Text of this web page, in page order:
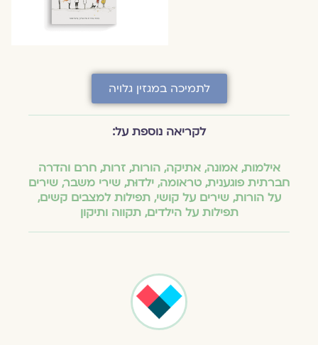
לתמיכה במגזין גלויה
לקריאה נוספת על:
אילמות,אמונה,אתיקה,הורות,זרות,חרם והדרה
חברתית פוגענית,טראומה,ילדוּת,שירי משבר,שירים
על הורות,שירים על קושי,תפילות למצבים קשים,
תפילות על הילדים,תקווה ותיקון